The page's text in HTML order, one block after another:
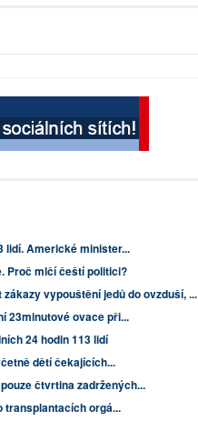
lidí. Americké minister...
Proč mlčí čeští politici?
vypouštění jedů do ovzduší, ...
23minutové ovace při...
24 hodin 113 lidí
dětí čekajících...
čtvrtina zadržených...
transplantacích orgá...